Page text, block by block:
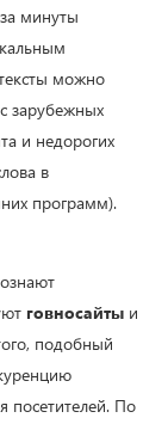
минуты
можно
зарубежных
и недорогих
в
программ).
говносайты и
подобный
посетителей. По